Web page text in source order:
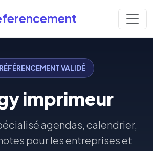
VALIDÉ
imprimeur
agendas, calendrier,
pour les entreprises et